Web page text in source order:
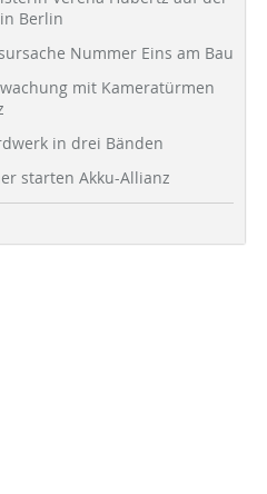
Berlin
Nummer Eins am Bau
mit Kameratürmen
in drei Bänden
starten Akku-Allianz